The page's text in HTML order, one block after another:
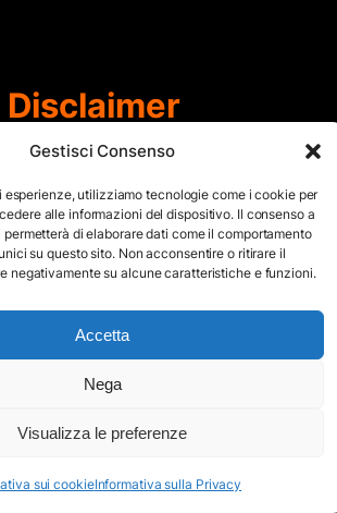
Gestisci Consenso
esperienze, utilizziamo tecnologie come i cookie per
alle informazioni del dispositivo. Il consenso a
di elaborare dati come il comportamento
su questo sito. Non acconsentire o ritirare il
negativamente su alcune caratteristiche e funzioni.
Accetta
Nega
Visualizza le preferenze
sui cookieInformativa sulla Privacy
Disclaimer
della legge del 7 Marzo 2001 n. 62 che
nella categoria di “Informazione
viene aggiornato ad intervalli non
dei collaboratori detentori del
riproducibili solo dietro specifica
del sito, comprensivo di testi e
dove espressamente specificato, è
© e non può essere riprodotto e
mezzo elettronico o cartaceo senza
scritta da parte dello staff di ”Il Mare
© All Right Reserved
Mappa del Sito